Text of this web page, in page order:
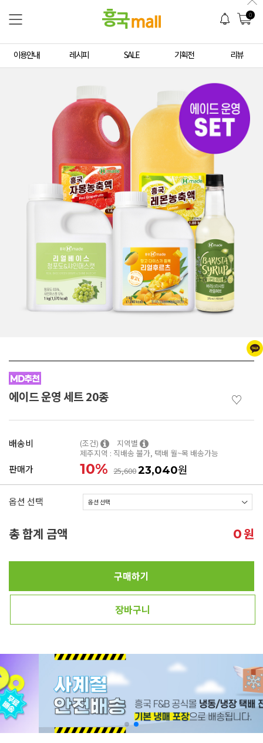
0
이용안내 레시피 SALE 기획전 리뷰
에이드 운영 세트 20종 ♡
배송비 (조건)
지역별
제주지역 : 직배송 불가, 택배 월~목 배송가능
판매가 10% 25,60023,040원
옵션 선택
총 합계 금액 0원
구매하기
장바구니